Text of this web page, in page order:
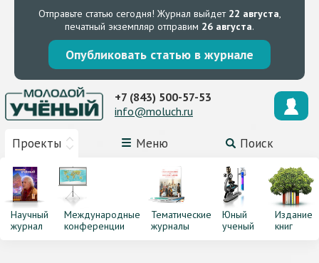
Отправьте статью сегодня! Журнал выйдет 22 августа,
печатный экземпляр отправим 26 августа.
Опубликовать статью в журнале
Проекты Меню Поиск
+7 (843) 500-57-53
info@moluch.ru
Научный
журнал
Международные
конференции
Тематические
журналы
Юный
ученый
Издание
книг